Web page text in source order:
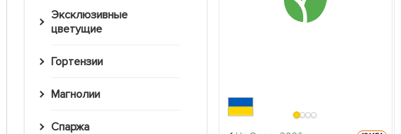
Эксклюзивные
цветущие
Гортензии
Магнолии
Спаржа